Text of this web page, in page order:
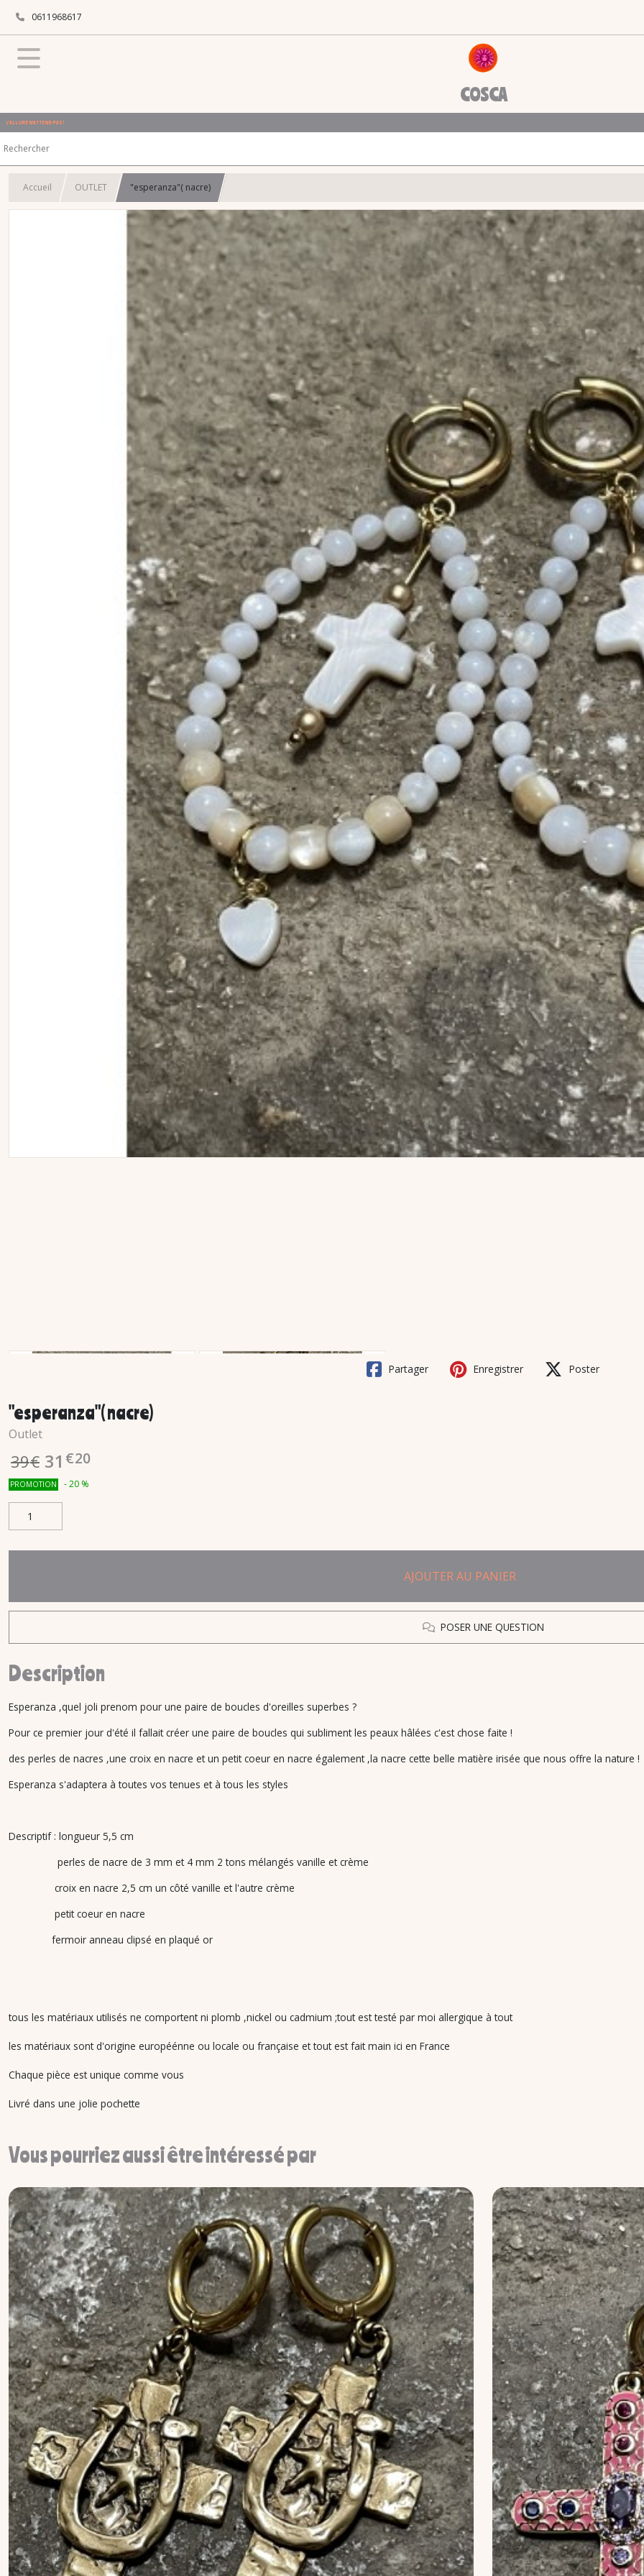
0611968617
COSCA
L'ALLURE N'ATTEND PAS !
Accueil OUTLET "esperanza"( nacre)
Partager Enregistrer Poster
"esperanza"( nacre)
Outlet
39€ 31 €20
PROMOTION -20 %
AJOUTER AU PANIER
POSER UNE QUESTION
Description
Esperanza ,quel joli prenom pour une paire de boucles d'oreilles superbes ?
Pour ce premier jour d'été il fallait créer une paire de boucles qui subliment les peaux hâlées c'est chose faite !
des perles de nacres ,une croix en nacre et un petit coeur en nacre également ,la nacre cette belle matière irisée que nous offre la nature !
Esperanza s'adaptera à toutes vos tenues et à tous les styles
Descriptif : longueur 5,5 cm
perles de nacre de 3 mm et 4 mm 2 tons mélangés vanille et crème
croix en nacre 2,5 cm un côté vanille et l'autre crème
petit coeur en nacre
fermoir anneau clipsé en plaqué or
tous les matériaux utilisés ne comportent ni plomb ,nickel ou cadmium ;tout est testé par moi allergique à tout
les matériaux sont d'origine européénne ou locale ou française et tout est fait main ici en France
Chaque pièce est unique comme vous
Livré dans une jolie pochette
Vous pourriez aussi être intéressé par